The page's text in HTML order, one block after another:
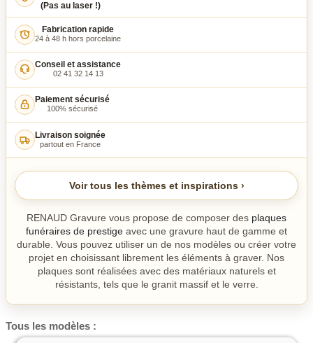
(Pas au laser !)
Fabrication rapide
24 à 48 h hors porcelaine
Conseil et assistance
02 41 32 14 13
Paiement sécurisé
100% sécurisé
Livraison soignée
partout en France
Voir tous les thèmes et inspirations ›
RENAUD Gravure vous propose de composer des plaques
funéraires de prestige avec une gravure haut de gamme et
durable. Vous pouvez utiliser un de nos modèles ou créer votre
projet en choisissant librement les éléments à graver. Nos
plaques sont réalisées avec des matériaux naturels et
résistants, tels que le granit massif et le verre.
Tous les modèles :